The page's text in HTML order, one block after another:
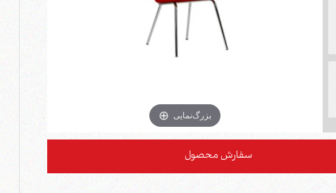
بزرگ‌نمایی
سفارش محصول